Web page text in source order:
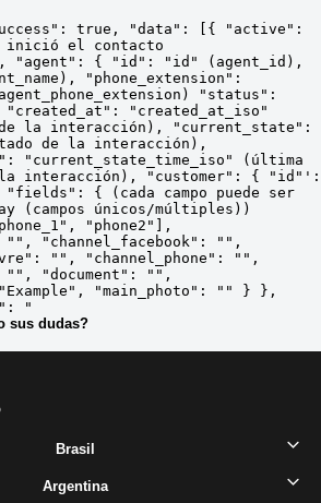
true, "data": [{ "active":
inició el contacto
"agent": { "id": "id" (agent_id),
"phone_extension":
"status":
"created_at": "created_at_iso"
la interacción), "current_state":
de la interacción),
"current_state_time_iso" (última
la interacción), "customer": { "id"':
{ (cada campo puede ser
(campos únicos/múltiples))
"phone2"],
"", "channel_facebook": "",
"", "channel_phone": "",
"", "document": "",
"main_photo": "" } },
"
sus dudas?
Brasil
Argentina